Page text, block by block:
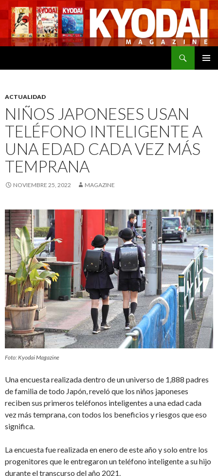
ACTUALIDAD
NIÑOS JAPONESES USAN
TELÉFONO INTELIGENTE A
UNA EDAD CADA VEZ MÁS
TEMPRANA
NOVIEMBRE 25, 2022 MAGAZINE
Foto: Kyodai Magazine
Una encuesta realizada dentro de un universo de 1,888 padres
de familia de todo Japón, reveló que los niños japoneses
reciben sus primeros teléfonos inteligentes a una edad cada
vez más temprana, con todos los beneficios y riesgos que eso
significa.
La encuesta fue realizada en enero de este año y solo entre los
progenitores que le entregaron un teléfono inteligente a su hijo
durante el transcurso del año 2021.